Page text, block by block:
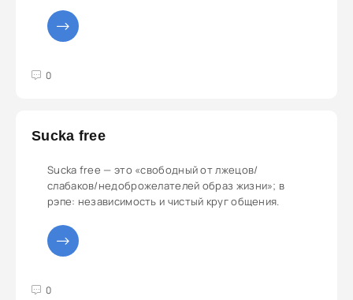
0
5
Sucka free
Sucka free — это «свободный от лжецов/
слабаков/недоброжелателей образ жизни»; в
рэпе: независимость и чистый круг общения.
0
5